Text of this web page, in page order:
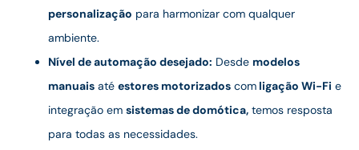
personalização para harmonizar com qualquer
ambiente.
Nível de automação desejado: Desde modelos
manuais até estores motorizados com ligação Wi-Fi e
integração em sistemas de domótica, temos resposta
para todas as necessidades.